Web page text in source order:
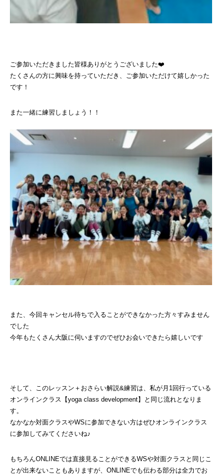
ご参加いただきました皆様ありがとうございました❤️
たくさんの方に興味を持っていただき、ご参加いただけて嬉しかった
です！
また一緒に練習しましょう！！
また、今回キャンセル待ちで入ることができなかった方々すみません
でした
今年もたくさん大阪に伺いますのでぜひお会いできたら嬉しいです
そして、このレッスン＋おさらい解説&練習は、私が月1回行っている
オンラインクラス【yoga class development】と同じ流れとなりま
す。
なかなか対面クラスやWSに参加できない方はぜひオンラインクラス
に参加してみてくださいね♪
もちろんONLINEでは直接見ることができるWSや対面クラスと同じこ
とが出来ないこともありますが、ONLINEでも伝わる部分は全力でお